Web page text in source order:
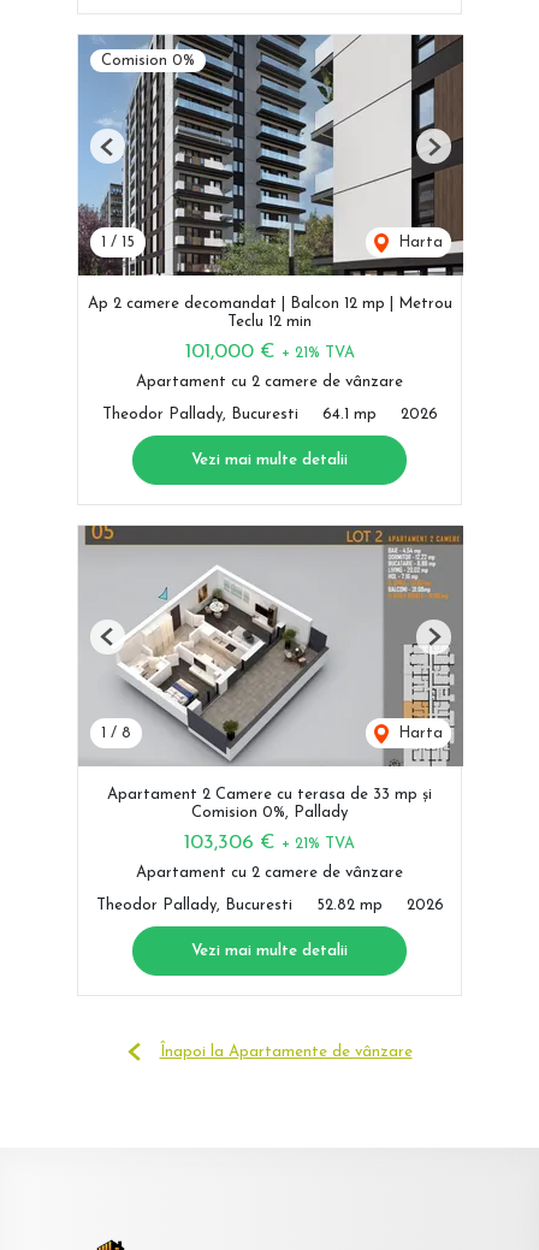
Comision 0%
/ 15 Harta
Previous Next
Ap 2 camere decomandat | Balcon 12 mp | Metrou
Teclu 12 min
101,000 € + 21% TVA
Apartament cu 2 camere de vânzare
Theodor Pallady, Bucuresti 64.1 mp 2026
Vezi mai multe detalii
1 / 8 Harta
Previous Next
Apartament 2 Camere cu terasa de 33 mp și
Comision 0%, Pallady
103,306 € + 21% TVA
Apartament cu 2 camere de vânzare
Theodor Pallady, Bucuresti 52.82 mp 2026
Vezi mai multe detalii
Înapoi la Apartamente de vânzare